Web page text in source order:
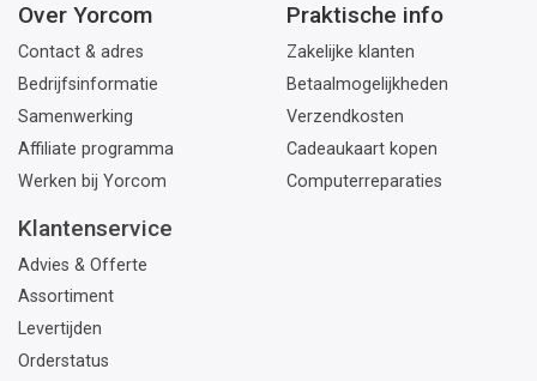
Over Yorcom
Contact & adres
Bedrijfsinformatie
Samenwerking
Affiliate programma
Werken bij Yorcom
Praktische info
Zakelijke klanten
Betaalmogelijkheden
Verzendkosten
Cadeaukaart kopen
Computerreparaties
Klantenservice
Advies & Offerte
Assortiment
Levertijden
Orderstatus